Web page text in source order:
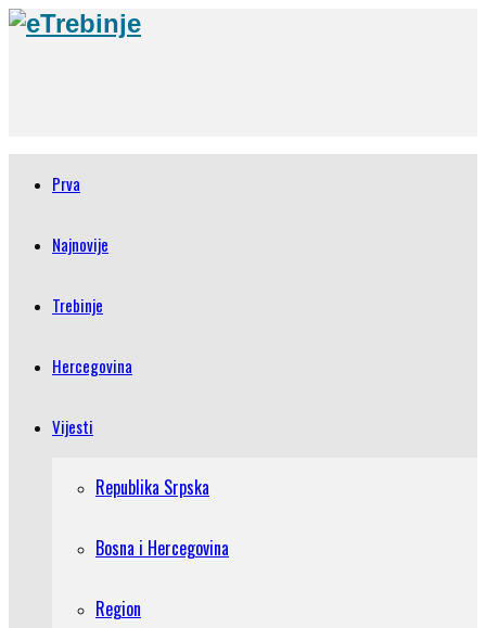
Prva
Najnovije
Trebinje
Hercegovina
Vijesti
Republika Srpska
Bosna i Hercegovina
Region